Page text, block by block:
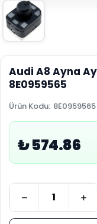
Audi A8 Ayna
8E0959565
Ürün Kodu: 8E0959565
₺ 574.86